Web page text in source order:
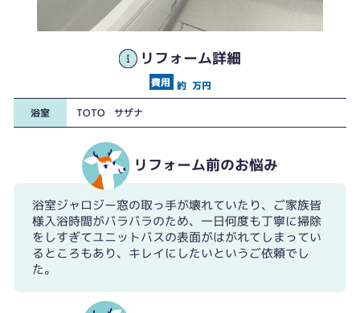
リフォーム詳細
約 万円
浴室
TOTO サザナ
リフォーム前のお悩み
浴室ジャロジー窓の取っ手が壊れていたり、ご家族皆
様入浴時間がバラバラのため、一日何度も丁寧に掃除
をしすぎてユニットバスの表面がはがれてしまってい
るところもあり、キレイにしたいというご依頼でし
た。